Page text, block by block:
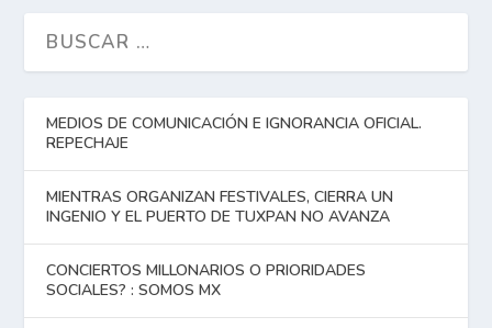
MEDIOS DE COMUNICACIÓN E IGNORANCIA OFICIAL.
REPECHAJE
MIENTRAS ORGANIZAN FESTIVALES, CIERRA UN
INGENIO Y EL PUERTO DE TUXPAN NO AVANZA
CONCIERTOS MILLONARIOS O PRIORIDADES
SOCIALES? : SOMOS MX